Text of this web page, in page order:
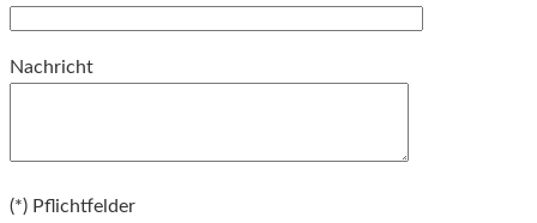
Nachricht
(*) Pflichtfelder